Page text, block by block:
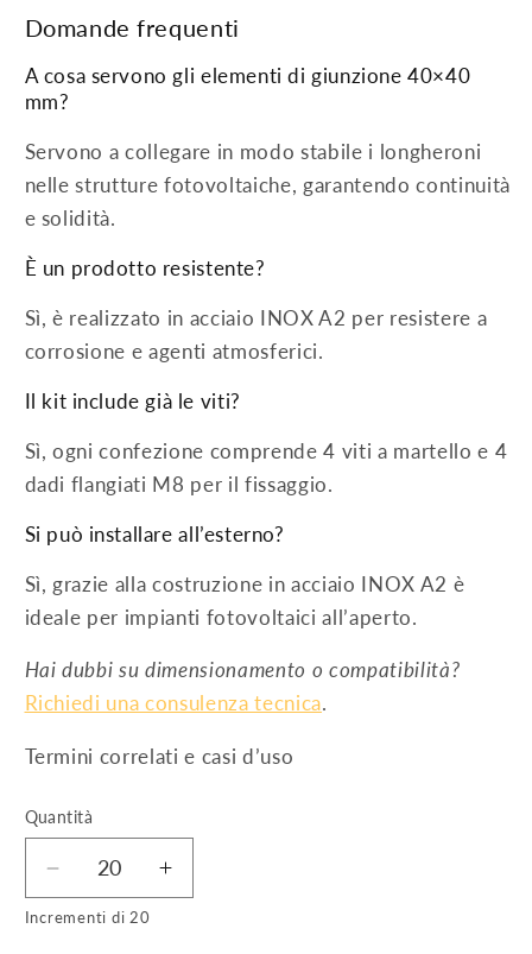
Domande frequenti
A cosa servono gli elementi di giunzione 40×40
mm?
Servono a collegare in modo stabile i longheroni
nelle strutture fotovoltaiche, garantendo continuità
e solidità.
È un prodotto resistente?
Sì, è realizzato in acciaio INOX A2 per resistere a
corrosione e agenti atmosferici.
Il kit include già le viti?
Sì, ogni confezione comprende 4 viti a martello e 4
dadi flangiati M8 per il fissaggio.
Si può installare all’esterno?
Sì, grazie alla costruzione in acciaio INOX A2 è
ideale per impianti fotovoltaici all’aperto.
Hai dubbi su dimensionamento o compatibilità?
Richiedi una consulenza tecnica.
Termini correlati e casi d’uso
Quantità
Diminuisci
quantità
Aumenta
quantità
Incrementi di 20